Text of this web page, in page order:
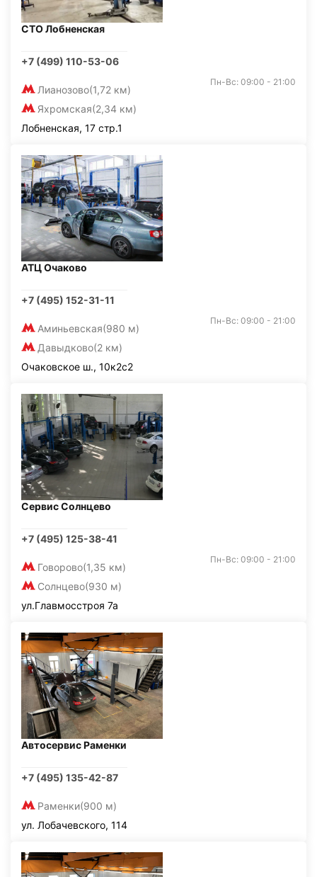
СТО Лобненская
+7 (499) 110-53-06
Лианозово(1,72 км)
Яхромская(2,34 км)
Пн-Вс: 09:00 - 21:00
Лобненская, 17 стр.1
АТЦ Очаково
+7 (495) 152-31-11
Аминьевская(980 м)
Давыдково(2 км)
Пн-Вс: 09:00 - 21:00
Очаковское ш., 10к2с2
Сервис Солнцево
+7 (495) 125-38-41
Говорово(1,35 км)
Солнцево(930 м)
Пн-Вс: 09:00 - 21:00
ул.Главмосстроя 7а
Автосервис Раменки
+7 (495) 135-42-87
Раменки(900 м)
ул. Лобачевского, 114